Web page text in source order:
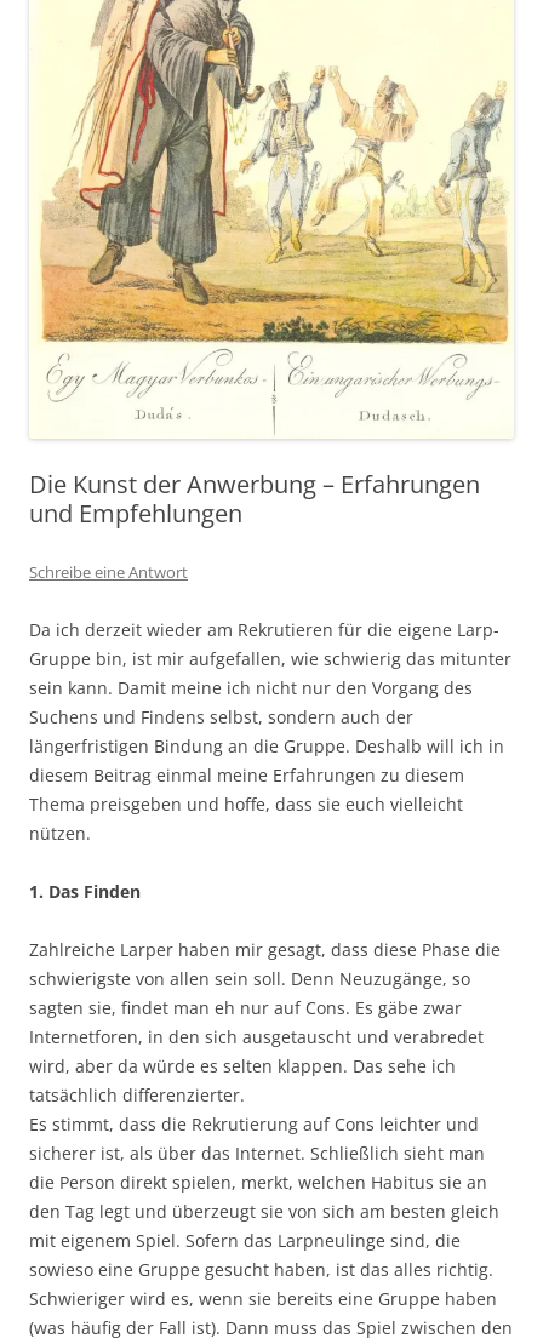
Die Kunst der Anwerbung – Erfahrungen
und Empfehlungen
Schreibe eine Antwort
Da ich derzeit wieder am Rekrutieren für die eigene Larp-
Gruppe bin, ist mir aufgefallen, wie schwierig das mitunter
sein kann. Damit meine ich nicht nur den Vorgang des
Suchens und Findens selbst, sondern auch der
längerfristigen Bindung an die Gruppe. Deshalb will ich in
diesem Beitrag einmal meine Erfahrungen zu diesem
Thema preisgeben und hoffe, dass sie euch vielleicht
nützen.
1. Das Finden
Zahlreiche Larper haben mir gesagt, dass diese Phase die
schwierigste von allen sein soll. Denn Neuzugänge, so
sagten sie, findet man eh nur auf Cons. Es gäbe zwar
Internetforen, in den sich ausgetauscht und verabredet
wird, aber da würde es selten klappen. Das sehe ich
tatsächlich differenzierter.
Es stimmt, dass die Rekrutierung auf Cons leichter und
sicherer ist, als über das Internet. Schließlich sieht man
die Person direkt spielen, merkt, welchen Habitus sie an
den Tag legt und überzeugt sie von sich am besten gleich
mit eigenem Spiel. Sofern das Larpneulinge sind, die
sowieso eine Gruppe gesucht haben, ist das alles richtig.
Schwieriger wird es, wenn sie bereits eine Gruppe haben
(was häufig der Fall ist). Dann muss das Spiel zwischen den